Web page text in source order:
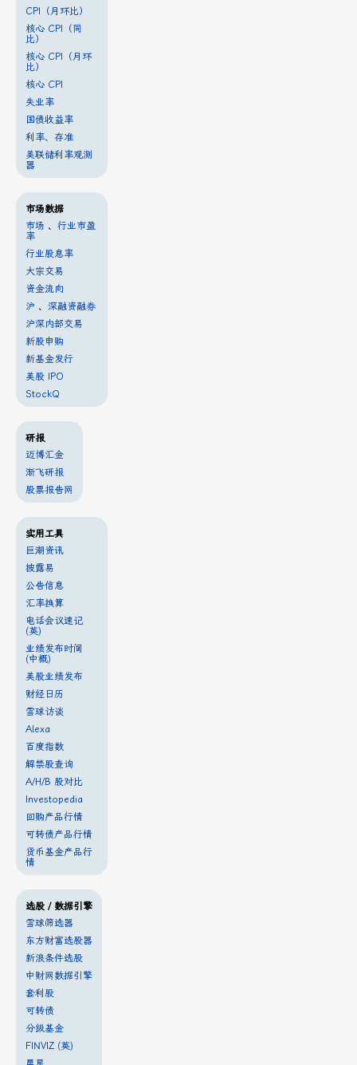
CPI（月环比）
核心 CPI（同
比）
核心 CPI（月环
比）
核心 CPI
失业率
国债收益率
利率、存准
美联储利率观测
器
市场数据
市场 、 行业市盈
率
行业股息率
大宗交易
资金流向
沪 、 深融资融券
沪深内部交易
新股申购
新基金发行
美股 IPO
StockQ
研报
迈博汇金
渐飞研报
股票报告网
实用工具
巨潮资讯
披露易
公告信息
汇率换算
电话会议速记
(英)
业绩发布时间
(中概)
美股业绩发布
财经日历
雪球访谈
Alexa
百度指数
解禁股查询
A/H/B 股对比
Investopedia
回购产品行情
可转债产品行情
货币基金产品行
情
选股 / 数据引擎
雪球筛选器
东方财富选股器
新浪条件选股
中财网数据引擎
套利股
可转债
分级基金
FINVIZ (英)